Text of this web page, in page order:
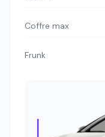
Coffre max
Frunk